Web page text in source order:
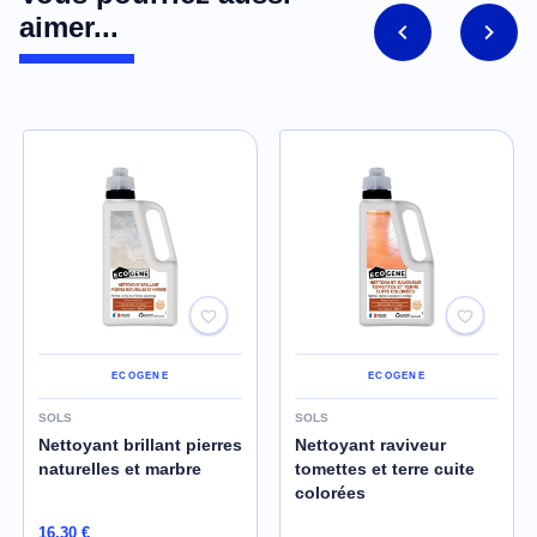
aimer...
ECOGENE
SOLS
Nettoyant brillant pierres
naturelles et marbre
16,30 €
ECOGENE
SOLS
Nettoyant raviveur
tomettes et terre cuite
colorées